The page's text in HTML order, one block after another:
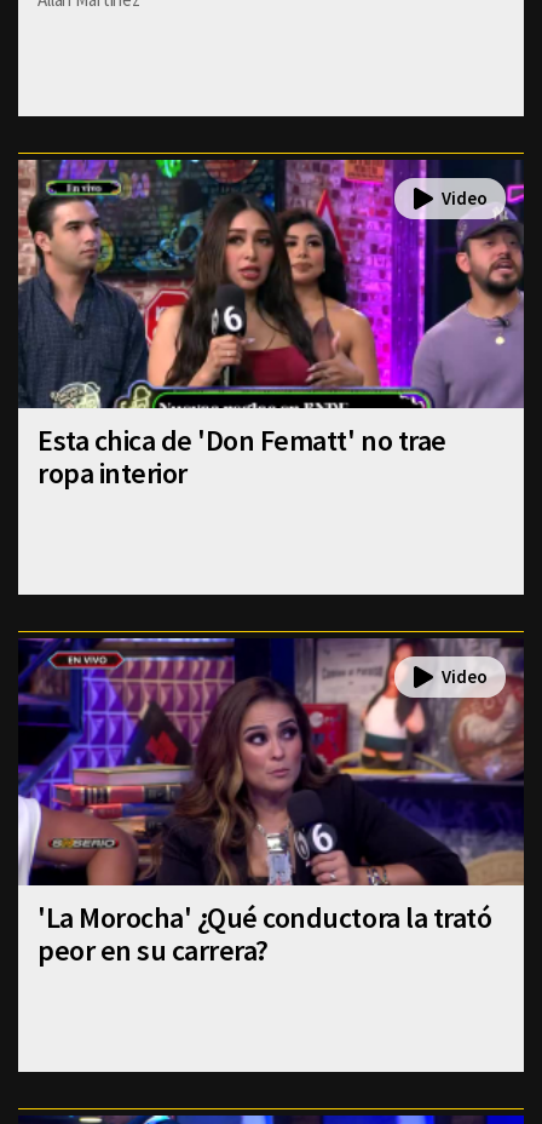
Esta chica de 'Don Fematt' no trae
ropa interior
'La Morocha' ¿Qué conductora la trató
peor en su carrera?